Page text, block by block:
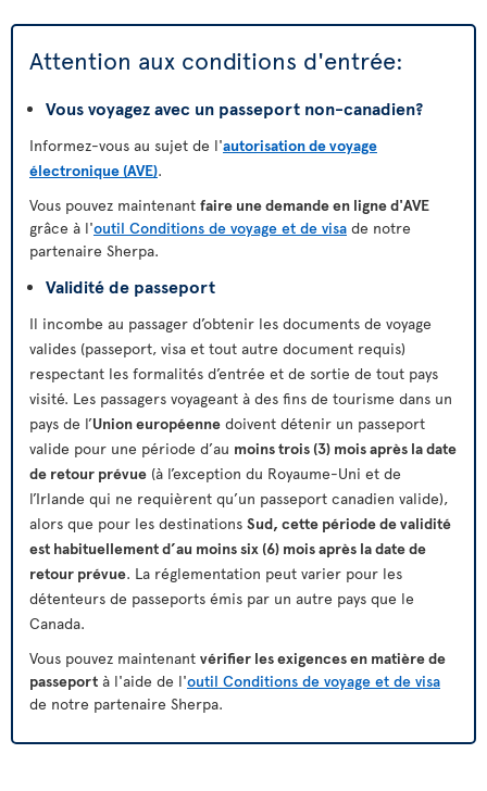
Attention aux conditions d'entrée:
Vous voyagez avec un passeport non-canadien?
Informez-vous au sujet de l'autorisation de voyage
électronique (AVE).
Vous pouvez maintenant faire une demande en ligne d'AVE
grâce à l'outil Conditions de voyage et de visa
partenaire Sherpa.
Validité de passeport
Il incombe au passager d’obtenir les documents de voyage
valides (passeport, visa et tout autre document requis)
respectant les formalités d’entrée et de sortie de tout pays
visité. Les passagers voyageant à des fins de tourisme dans un
pays de l’Union européenne doivent détenir un passeport
valide pour une période d’au moins trois (3) mois après la date
de retour prévue (à l’exception du Royaume-Uni et de
l’Irlande qui ne requièrent qu’un passeport canadien valide),
alors que pour les destinations Sud, cette période de validité
est habituellement d’au moins six (6) mois après la date de
retour prévue. La réglementation peut varier pour les
détenteurs de passeports émis par un autre pays que le
Canada.
Vous pouvez maintenant vérifier les exigences en matière de
passeport à l'aide de l'outil Conditions de voyage et de visa
de notre partenaire Sherpa.